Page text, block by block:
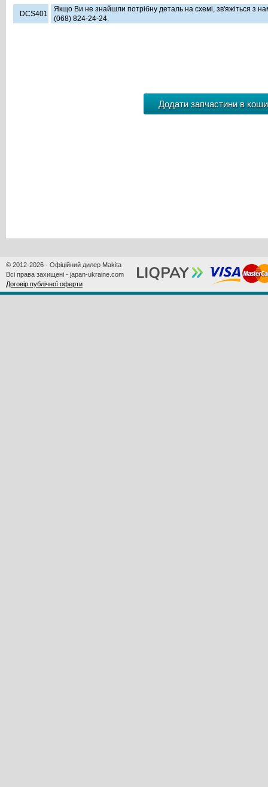
DCS401
Якщо Ви не знайшли потрібну деталь на схемі, зв'яжіться з
(068) 824-24-24.
© 2012-2026 - Офіційний дилер Makita
Всі права захищені - japan-ukraine.com
Договір публічної оферти